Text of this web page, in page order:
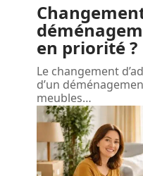
en priorité ?
Le changement
d’un
meubles…